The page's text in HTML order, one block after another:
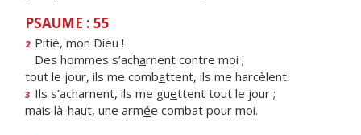
PSAUME : 55
2 Pitié, mon Dieu !
Des hommes s’acharnent contre moi ;
tout le jour, ils me combattent, ils me harcèlent.
3 Ils s’acharnent, ils me guettent tout le jour ;
mais là-haut, une armée combat pour moi.